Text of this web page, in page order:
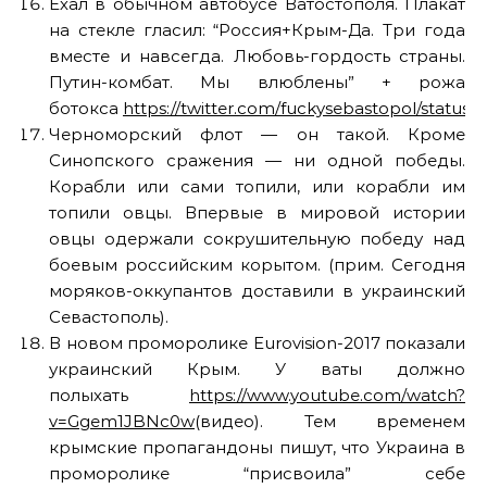
на стекле гласил: “Россия+Крым-Да. Три года
вместе и навсегда. Любовь-гордость страны.
Путин-комбат. Мы влюблены” + рожа
ботокса https://twitter.com/fuckysebastopol/status/
Черноморский флот — он такой. Кроме
Синопского сражения — ни одной победы.
Корабли или сами топили, или корабли им
топили овцы. Впервые в мировой истории
овцы одержали сокрушительную победу над
боевым российским корытом. (прим. Сегодня
моряков-оккупантов доставили в украинский
Севастополь).
В новом проморолике Eurovision-2017 показали
украинский Крым. У ваты должно
полыхать https://www.youtube.com/watch?
v=Ggem1JBNc0w(видео). Тем временем
крымские пропагандоны пишут, что Украина в
проморолике “присвоила” себе